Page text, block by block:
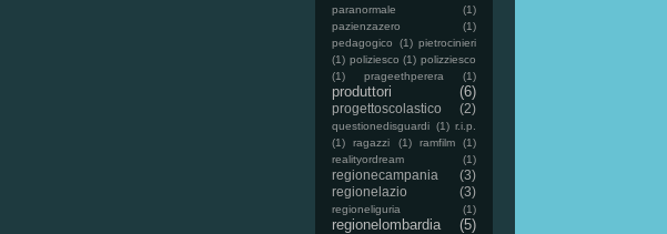
paranormale
(1)
pazienzazero
(1)
pedagogico
(1) pietrocinieri
(1) poliziesco (1) polizziesco
(1)
prageethperera (1)
produttori (6)
progettoscolastico (2)
questionedisguardi (1) r.i.p.
(1)
ragazzi (1) ramfilm
(1)
realityordream
(1)
regionecampania
(3)
regionelazio
(3)
regioneliguria (1)
regionelombardia (5)